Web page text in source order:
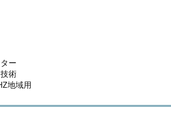
ー
術
地域用